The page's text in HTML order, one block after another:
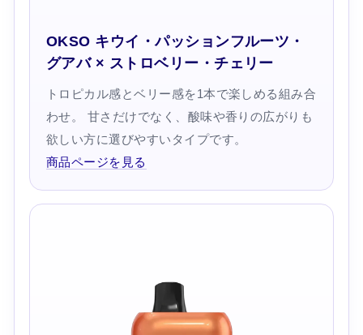
OKSO キウイ・パッションフルーツ・
グアバ × ストロベリー・チェリー
トロピカル感とベリー感を1本で楽しめる組み合
わせ。 甘さだけでなく、酸味や香りの広がりも
欲しい方に選びやすいタイプです。
商品ページを見る